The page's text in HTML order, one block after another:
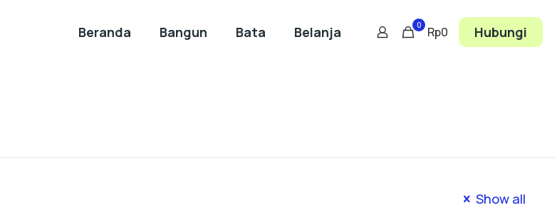
Beranda Bangun Bata Belanja 0 Rp0 Hubungi
Show all